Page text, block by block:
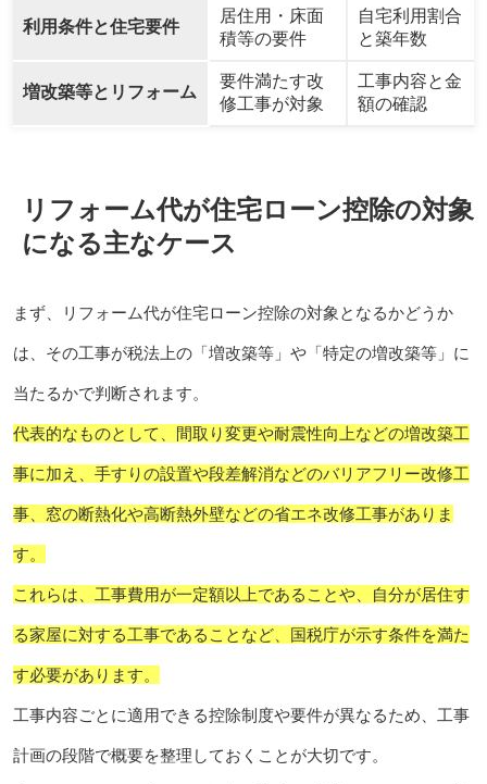
利用条件と住宅要件
居住用・床面
積等の要件
自宅利用割合
と築年数
増改築等とリフォーム
要件満たす改
修工事が対象
工事内容と金
額の確認
リフォーム代が住宅ローン控除の対象
になる主なケース
まず、リフォーム代が住宅ローン控除の対象となるかどうか
は、その工事が税法上の「増改築等」や「特定の増改築等」に
当たるかで判断されます。
代表的なものとして、間取り変更や耐震性向上などの増改築工
事に加え、手すりの設置や段差解消などのバリアフリー改修工
事、窓の断熱化や高断熱外壁などの省エネ改修工事がありま
す。
これらは、工事費用が一定額以上であることや、自分が居住す
る家屋に対する工事であることなど、国税庁が示す条件を満た
す必要があります。
工事内容ごとに適用できる控除制度や要件が異なるため、工事
計画の段階で概要を整理しておくことが大切です。